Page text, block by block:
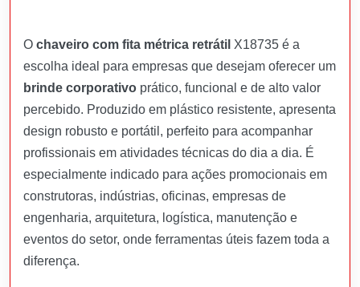
O chaveiro com fita métrica retrátil X18735 é a
escolha ideal para empresas que desejam oferecer um
brinde corporativo prático, funcional e de alto valor
percebido. Produzido em plástico resistente, apresenta
design robusto e portátil, perfeito para acompanhar
profissionais em atividades técnicas do dia a dia. É
especialmente indicado para ações promocionais em
construtoras, indústrias, oficinas, empresas de
engenharia, arquitetura, logística, manutenção e
eventos do setor, onde ferramentas úteis fazem toda a
diferença.